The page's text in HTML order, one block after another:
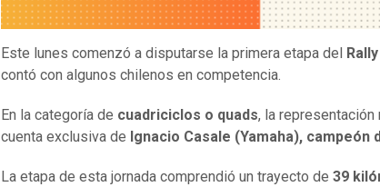
Este lunes comenzó a disputarse la primera etapa del
contó con algunos chilenos en competencia.
En la categoría de cuadriciclos o quads, la representación
cuenta exclusiva de Ignacio Casale (Yamaha), campeón
La etapa de esta jornada comprendió un trayecto de 39